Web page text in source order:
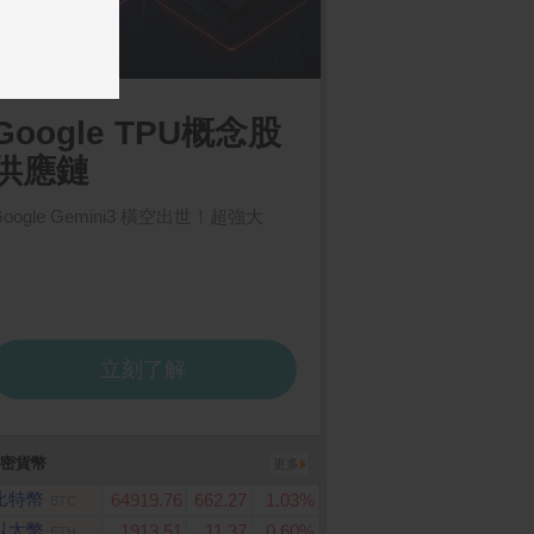
貨幣
特幣 64919.76 662.27
1.03%
太幣